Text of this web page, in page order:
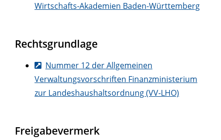
Wirtschafts-Akademien Baden-Württemberg
Rechtsgrundlage
Nummer 12 der Allgemeinen
Verwaltungsvorschriften Finanzministerium
zur Landeshaushaltsordnung (VV-LHO)
Freigabevermerk